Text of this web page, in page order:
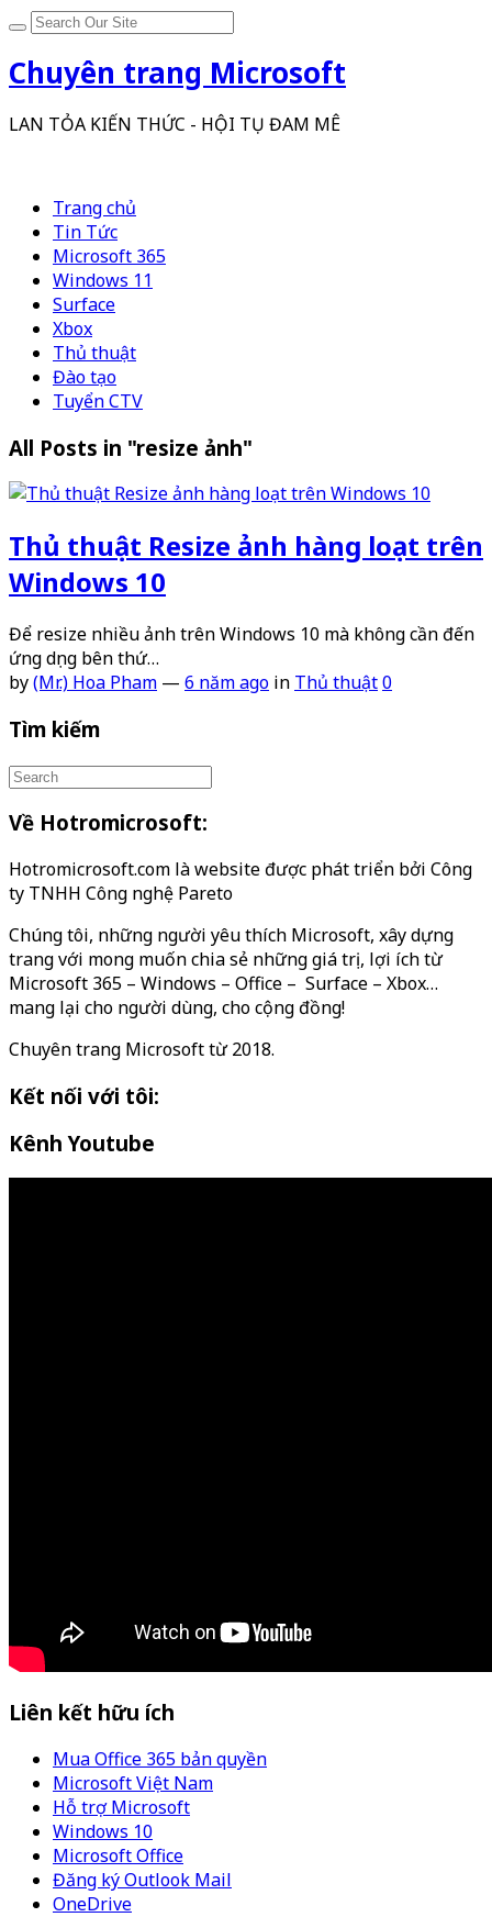
Chuyên trang Microsoft
LAN TỎA KIẾN THỨC - HỘI TỤ ĐAM MÊ
Trang chủ
Tin Tức
Microsoft 365
Windows 11
Surface
Xbox
Thủ thuật
Đào tạo
Tuyển CTV
All Posts in "resize ảnh"
Thủ thuật Resize ảnh hàng loạt trên
Windows 10
Để resize nhiều ảnh trên Windows 10 mà không cần đến
ứng dụng bên thứ…
by(Mr.) Hoa Pham — 6 năm ago in Thủ thuật0
Tìm kiếm
Về Hotromicrosoft:
Hotromicrosoft.com là website được phát triển bởi Công
ty TNHH Công nghệ Pareto
Chúng tôi, những người yêu thích Microsoft, xây dựng
trang với mong muốn chia sẻ những giá trị, lợi ích từ
Microsoft 365 – Windows – Office – Surface – Xbox…
mang lại cho người dùng, cho cộng đồng!
Chuyên trang Microsoft từ 2018.
Kết nối với tôi:
Kênh Youtube
Liên kết hữu ích
Mua Office 365 bản quyền
Microsoft Việt Nam
Hỗ trợ Microsoft
Windows 10
Microsoft Office
Đăng ký Outlook Mail
OneDrive